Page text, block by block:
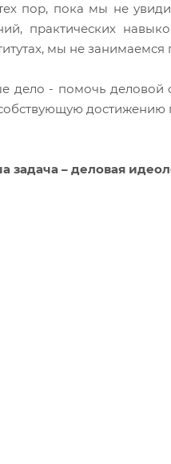
пор, пока мы не
практических
мы не
дело - помочь деловой
достижению
задача – деловая